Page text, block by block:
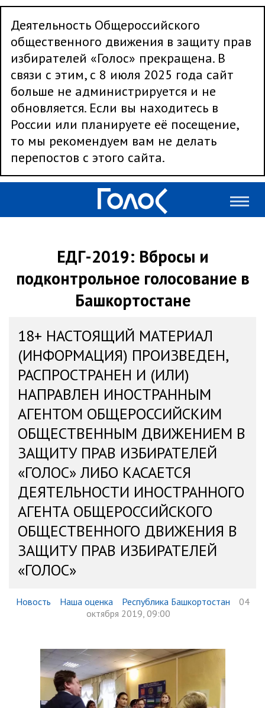
Деятельность Общероссийского
общественного движения в защиту прав
избирателей «Голос» прекращена. В
связи с этим, с 8 июля 2025 года сайт
больше не администрируется и не
обновляется. Если вы находитесь в
России или планируете её посещение,
то мы рекомендуем вам не делать
перепостов с этого сайта.
ЕДГ-2019: Вбросы и
подконтрольное голосование в
Башкортостане
18+ НАСТОЯЩИЙ МАТЕРИАЛ
(ИНФОРМАЦИЯ) ПРОИЗВЕДЕН,
РАСПРОСТРАНЕН И (ИЛИ)
НАПРАВЛЕН ИНОСТРАННЫМ
АГЕНТОМ ОБЩЕРОССИЙСКИМ
ОБЩЕСТВЕННЫМ ДВИЖЕНИЕМ В
ЗАЩИТУ ПРАВ ИЗБИРАТЕЛЕЙ
«ГОЛОС» ЛИБО КАСАЕТСЯ
ДЕЯТЕЛЬНОСТИ ИНОСТРАННОГО
АГЕНТА ОБЩЕРОССИЙСКОГО
ОБЩЕСТВЕННОГО ДВИЖЕНИЯ В
ЗАЩИТУ ПРАВ ИЗБИРАТЕЛЕЙ
«ГОЛОС»
Новость Наша оценка Республика Башкортостан
04
октября 2019, 09:00